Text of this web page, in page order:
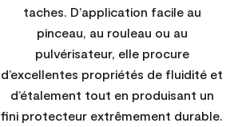
taches. D’application facile au
pinceau, au rouleau ou au
pulvérisateur, elle procure
d’excellentes propriétés de fluidité et
d’étalement tout en produisant un
fini protecteur extrêmement durable.